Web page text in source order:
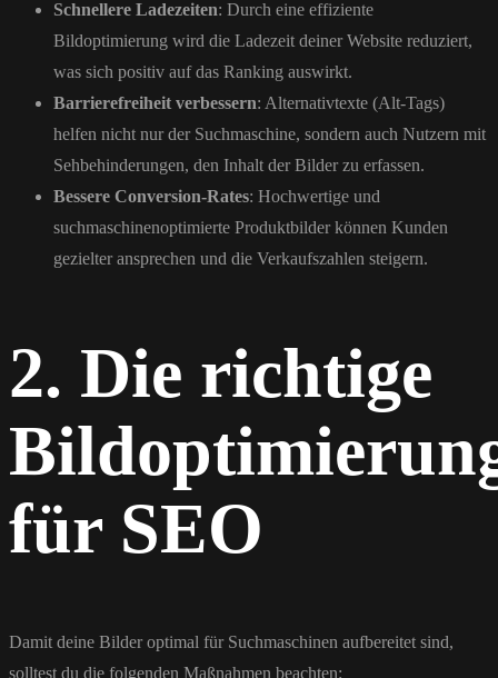
Schnellere Ladezeiten: Durch eine effiziente
Bildoptimierung wird die Ladezeit deiner Website reduziert,
was sich positiv auf das Ranking auswirkt.
Barrierefreiheit verbessern: Alternativtexte (Alt-Tags)
helfen nicht nur der Suchmaschine, sondern auch Nutzern mit
Sehbehinderungen, den Inhalt der Bilder zu erfassen.
Bessere Conversion-Rates: Hochwertige und
suchmaschinenoptimierte Produktbilder können Kunden
gezielter ansprechen und die Verkaufszahlen steigern.
2. Die richtige
für SEO
Damit deine Bilder optimal für Suchmaschinen aufbereitet sind,
solltest du die folgenden Maßnahmen beachten: